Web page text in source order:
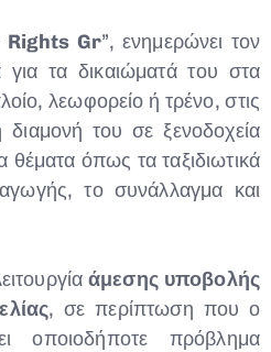
Rights Gr”, ενημερώνει τον
για τα δικαιώματά του στα
λεωφορείο ή τρένο, στις
του σε ξενοδοχεία
θέματα όπως τα ταξιδιωτικά
το συνάλλαγμα και
άμεσης υποβολής
, σε περίπτωση που ο
οποιοδήποτε πρόβλημα